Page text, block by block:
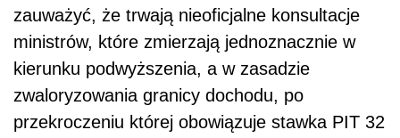
zauważyć, że trwają nieoficjalne konsultacje
ministrów, które zmierzają jednoznacznie w
kierunku podwyższenia, a w zasadzie
zwaloryzowania granicy dochodu, po
przekroczeniu której obowiązuje stawka PIT 32